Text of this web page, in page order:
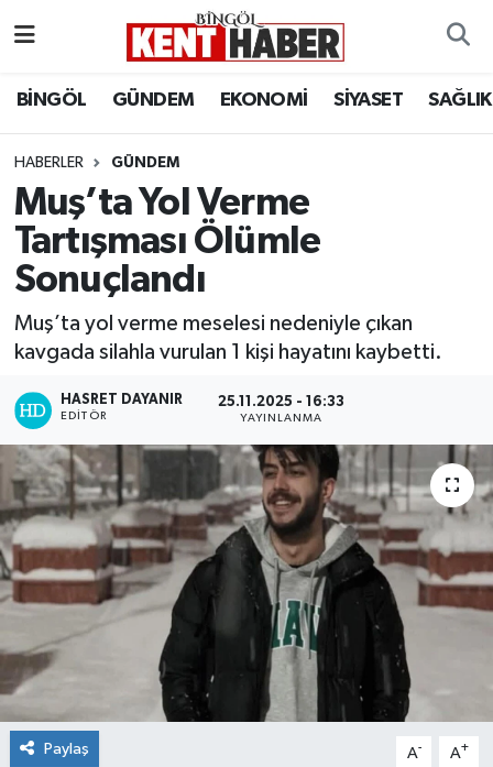
BİNGÖL GÜNDEM EKONOMİ SİYASET SAĞLIK
HABERLER GÜNDEM
Muş’ta Yol Verme
Tartışması Ölümle
Sonuçlandı
Muş’ta yol verme meselesi nedeniyle çıkan
kavgada silahla vurulan 1 kişi hayatını kaybetti.
HASRET DAYANIR
EDITÖR
25.11.2025 - 16:33
YAYINLANMA
Paylaş A- A+
BİLİM-TEKNOLOJİ
DÜNYA
EĞİTİM
GENÇ
GÜNDEM
KARLIOVA
KİĞI
MERKEZ
RESMİ İLANLAR
SİYASET
Bingöl Hava Durumu
Bingöl Namaz Vakitleri
Bingöl Trafik Yoğunluk Haritası
Tüm Manşetler
Son Dakika Haberleri
Haber Arşivi